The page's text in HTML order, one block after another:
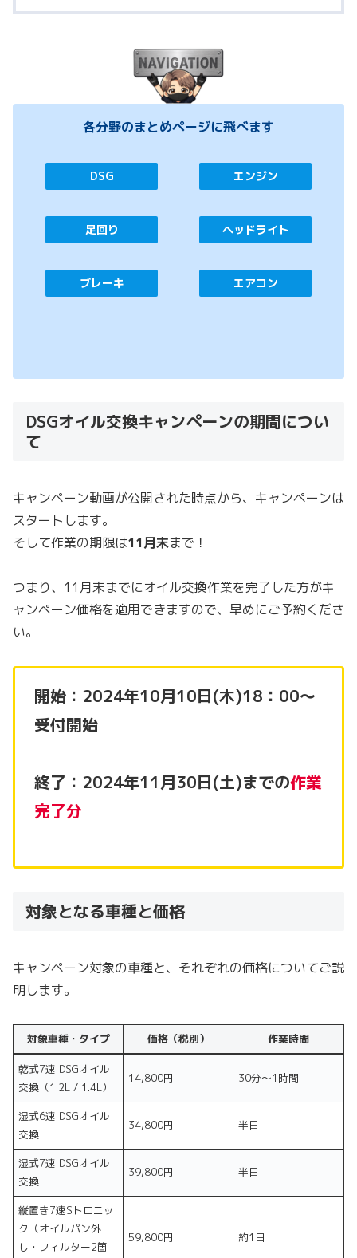
各分野のまとめページに飛べます
DSG
足回り
ブレーキ
エンジン
ヘッドライト
エアコン
DSGオイル交換キャンペーンの期間につい
て
キャンペーン動画が公開された時点から、キャンペーンは
スタートします。
そして作業の期限は11月末まで！
つまり、11月末までにオイル交換作業を完了した方がキ
ャンペーン価格を適用できますので、早めにご予約くださ
い。
開始：2024年10月10日(木)18：00〜
受付開始
終了：2024年11月30日(土)までの作業
完了分
対象となる車種と価格
キャンペーン対象の車種と、それぞれの価格についてご説
明します。
対象車種・タイプ 価格（税別） 作業時間
乾式7速 DSGオイル
交換（1.2L / 1.4L）
14,800円 30分〜1時間
湿式6速 DSGオイル
交換
34,800円 半日
湿式7速 DSGオイル
交換
39,800円 半日
縦置き7速Sトロニッ
ク（オイルパン外
し・フィルター2箇
59,800円 約1日